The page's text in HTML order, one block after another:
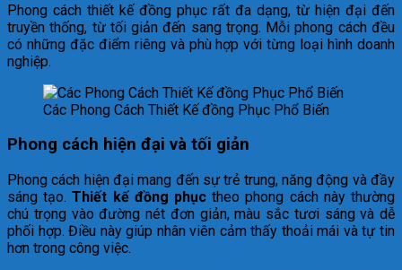
Phong cách thiết kế đồng phục rất đa dạng, từ hiện đại đến
truyền thống, từ tối giản đến sang trọng. Mỗi phong cách đều
có những đặc điểm riêng và phù hợp với từng loại hình doanh
nghiệp.
Các Phong Cách Thiết Kế đồng Phục Phổ Biến
Phong cách hiện đại và tối giản
Phong cách hiện đại mang đến sự trẻ trung, năng động và đầy
sáng tạo.Thiết kế đồng phục theo phong cách này thường
chú trọng vào đường nét đơn giản, màu sắc tươi sáng và dễ
phối hợp. Điều này giúp nhân viên cảm thấy thoải mái và tự tin
hơn trong công việc.